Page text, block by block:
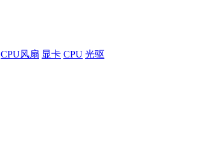
CPU风扇 显卡 CPU 光驱